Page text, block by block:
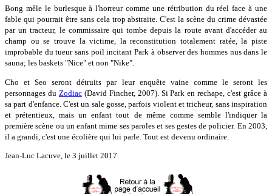
Bong mêle le burlesque à l'horreur comme une rétribution du réel face à une
fable qui pourrait être sans cela trop abstraite. C'est la scène du crime dévastée
par un tracteur, le commissaire qui tombe depuis la route avant d'accéder au
champ ou se trouve la victime, la reconstitution totalement ratée, la piste
improbable du tueur sans poil incitant Park à observer des hommes nus dans le
sauna; les baskets "Nice" et non "Nike".
Cho et Seo seront détruits par leur enquête vaine comme le seront les
personnages du Zodiac(David Fincher, 2007). Si Park en rechape, c'est grâce à
sa part d'enfance. C'est un sale gosse, parfois violent et tricheur, sans inspiration
et prétentieux, mais un enfant tout de même comme semble l'indiquer la
première scène ou un enfant mime ses paroles et ses gestes de policier. En 2003,
il a grandi, c'est une écolière qui lui parle. Tout est devenu ordinaire.
Jean-Luc Lacuve, le 3 juillet 2017